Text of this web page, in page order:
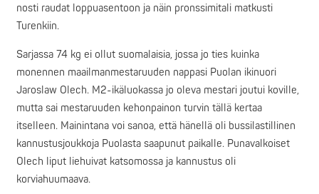
nosti raudat loppuasentoon ja näin pronssimitali matkusti
Turenkiin.
Sarjassa 74 kg ei ollut suomalaisia, jossa jo ties kuinka
monennen maailmanmestaruuden nappasi Puolan ikinuori
Jaroslaw Olech. M2-ikäluokassa jo oleva mestari joutui koville,
mutta sai mestaruuden kehonpainon turvin tällä kertaa
itselleen. Mainintana voi sanoa, että hänellä oli bussilastillinen
kannustusjoukkoja Puolasta saapunut paikalle. Punavalkoiset
Olech liput liehuivat katsomossa ja kannustus oli
korviahuumaava.